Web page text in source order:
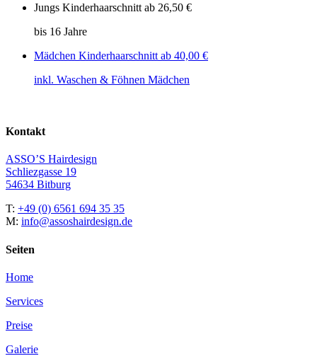
Jungs Kinderhaarschnitt ab 26,50 €
bis 16 Jahre
Mädchen Kinderhaarschnitt ab 40,00 €
inkl. Waschen & Föhnen Mädchen
Kontakt
ASSO’S Hairdesign
Schliezgasse 19
54634 Bitburg
T: +49 (0) 6561 694 35 35
M: info@assoshairdesign.de
Seiten
Home
Services
Preise
Galerie